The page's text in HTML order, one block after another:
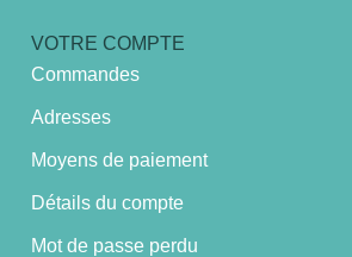
VOTRE COMPTE
Commandes
Adresses
Moyens de paiement
Détails du compte
Mot de passe perdu